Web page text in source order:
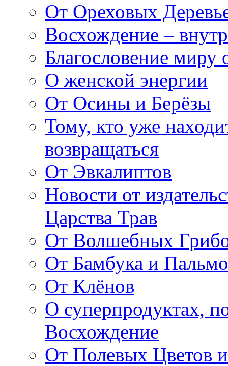
От Ореховых
Восхождение –
Благословение миру
О женской энергии
От Осины и Берёзы
Тому, кто уже
возвращаться
От Эвкалиптов
Новости от
Царства Трав
От Волшебных
От Бамбука и
От Клёнов
О суперпродуктах,
Восхождение
От Полевых Цветов